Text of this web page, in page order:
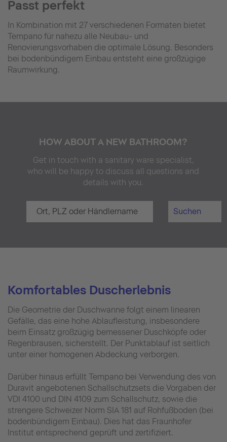
Passt perfekt
In Kombination mit 27 verschiedenen Formaten bietet
Tempano für nahezu alle Neubau- und
Renovierungsvorhaben die optimale Lösung. Besonders
bei bodenbündigem Einbau entsteht eine großzügige
Raumwirkung.
HOW ABOUT A NEW BATHROOM?
Get in touch with a sanitary ware specialist,
who will be happy to discuss all questions and
details with you.
Suchen
Komfortables Duscherlebnis
Die Geometrie der Duschwanne folgt einem linearen
Gefälle, das eine hohe Ablaufleistung, insbesondere
beim Einsatz großzügig bemessener Duschköpfe oder
Regenbrausen, sicherstellt. Der Punktablauf ist seitlich
unter einer homogenen Abdeckung verborgen.
Darüber hinaus erfüllt Tempano bei Verwendung des von
Duravit angebotenen Schallschutzsets die Vorgaben der
VDI 4100 und DIN 4109 zum Schallschutz, sowie die
strengere Schweizer Norm SIA 181 auf Rohfußboden (bei
bodenbündigem Einbau). Dies hat das Fraunhofer
Institut entsprechend geprüft und zertifiziert.